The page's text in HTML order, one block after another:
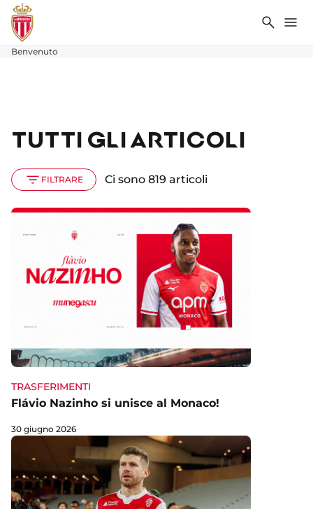
Ricerca
Benvenuto
TUTTI GLI ARTICOLI
FILTRARE Ci sono 819 articoli
TRASFERIMENTI
Flávio Nazinho si unisce al Monaco!
30 giugno 2026